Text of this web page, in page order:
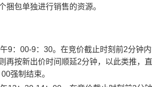
捆包单独进行销售的资源。
9：00-9：30。在竞价截止时刻前2分钟
再按新出价时间顺延2分钟，以此类推，
强制结束。